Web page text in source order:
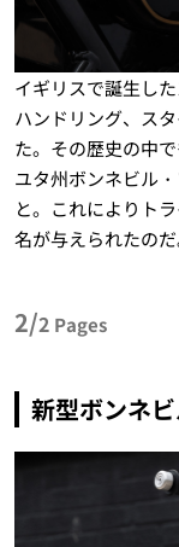
イギリスで誕生し
ハンドリング、ス
た。その歴史の中
ユタ州ボンネビル
と。これによりト
名が与えられたのだ
2/2 Pages
新型ボンネ